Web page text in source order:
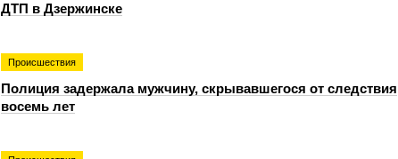
ДТП в Дзержинске
Происшествия
Полиция задержала мужчину, скрывавшегося от следствия
восемь лет